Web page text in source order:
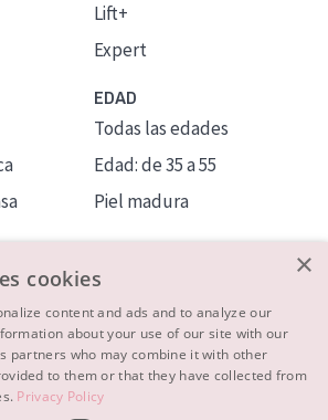
Lift+
Expert
EDAD
Todas las edades
Edad: de 35 a 55
Piel madura
×
cookies
content and ads and to analyze our
about your use of our site with our
partners who may combine it with other
to them or that they have collected from
Privacy Policy